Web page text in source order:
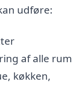
udføre:
af alle rum
køkken,